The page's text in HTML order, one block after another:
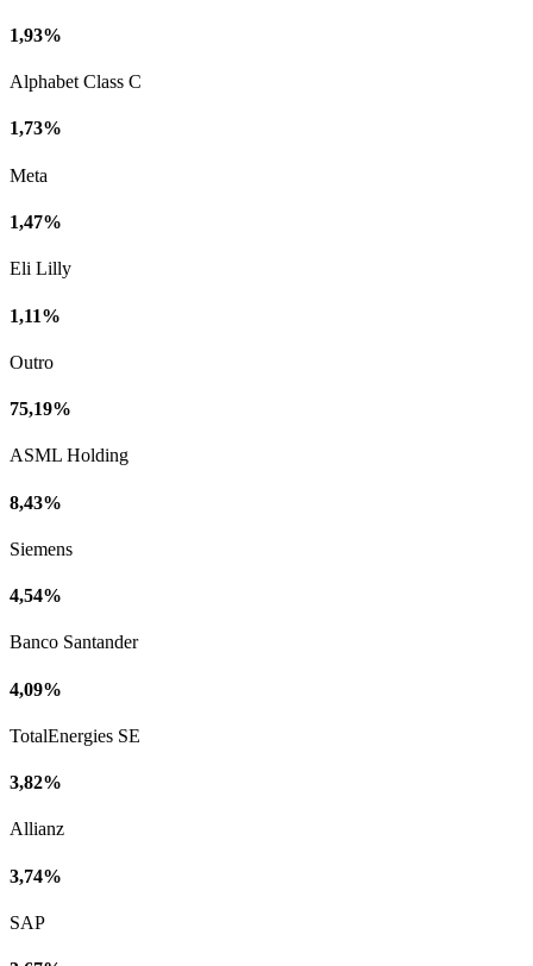
1,93%
Alphabet Class C
1,73%
Meta
1,47%
Eli Lilly
1,11%
Outro
75,19%
ASML Holding
8,43%
Siemens
4,54%
Banco Santander
4,09%
TotalEnergies SE
3,82%
Allianz
3,74%
SAP